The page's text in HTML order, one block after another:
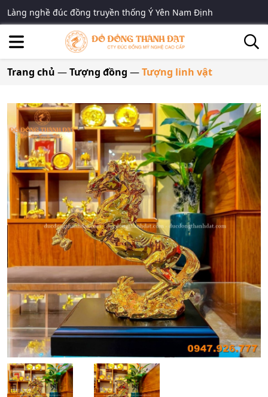
Làng nghề đúc đồng truyền thống Ý Yên Nam Định
Trang chủ —Tượng đồng —Tượng linh vật